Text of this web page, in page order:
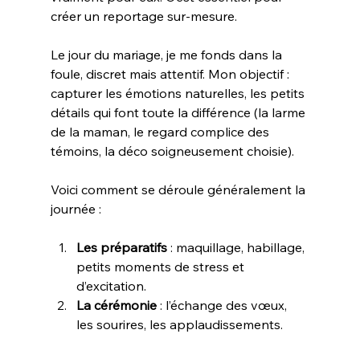
créer un reportage sur-mesure.
Le jour du mariage, je me fonds dans la
foule, discret mais attentif. Mon objectif :
capturer les émotions naturelles, les petits
détails qui font toute la différence (la larme
de la maman, le regard complice des
témoins, la déco soigneusement choisie).
Voici comment se déroule généralement la
journée :
Les préparatifs : maquillage, habillage,
petits moments de stress et
d’excitation.
La cérémonie : l’échange des vœux,
les sourires, les applaudissements.